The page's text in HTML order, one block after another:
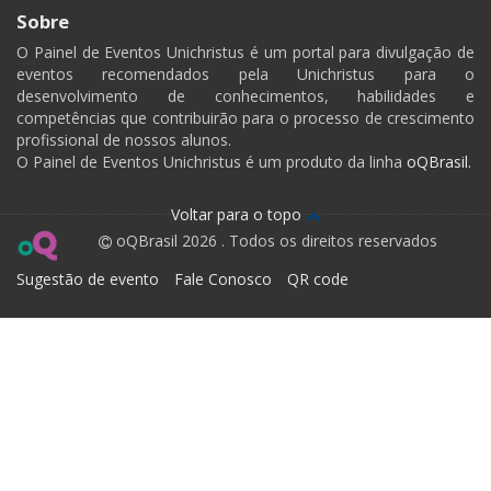
Sobre
O Painel de Eventos Unichristus é um portal para divulgação de
eventos recomendados pela Unichristus para o
desenvolvimento de conhecimentos, habilidades e
competências que contribuirão para o processo de crescimento
profissional de nossos alunos.
O Painel de Eventos Unichristus é um produto da linha oQBrasil.
Voltar para o topo
oQBrasil 2026 . Todos os direitos reservados
Sugestão de evento
Fale Conosco QR code